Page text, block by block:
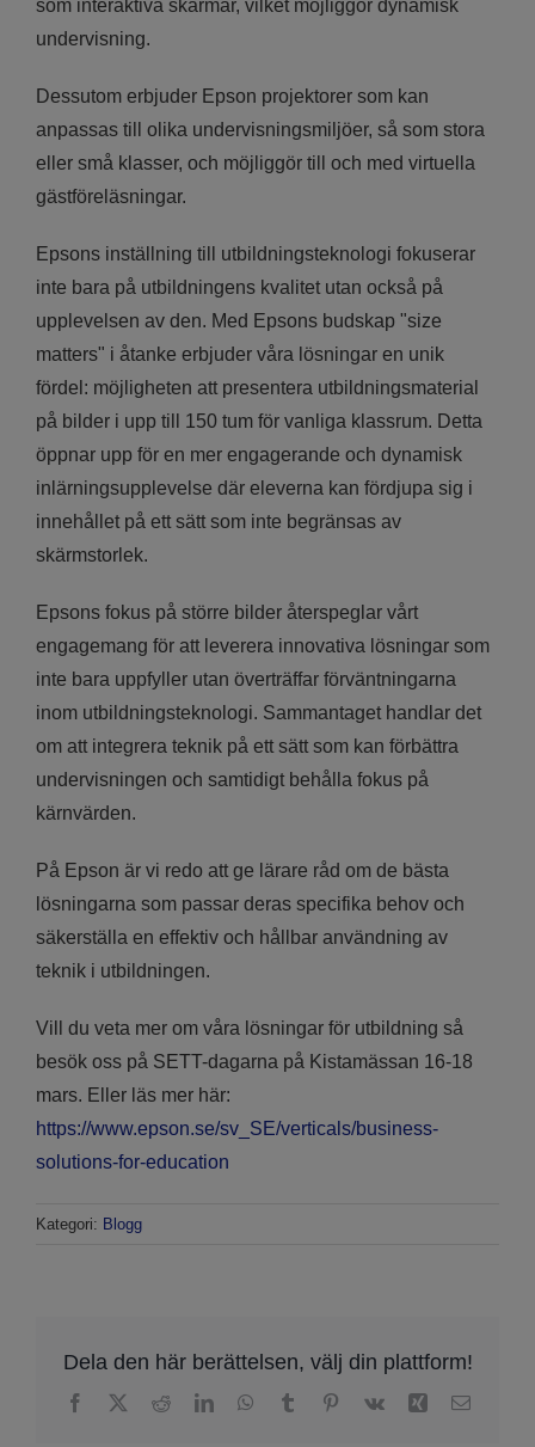
som interaktiva skärmar, vilket möjliggör dynamisk
undervisning.
Dessutom erbjuder Epson projektorer som kan
anpassas till olika undervisningsmiljöer, så som stora
eller små klasser, och möjliggör till och med virtuella
gästföreläsningar.
Epsons inställning till utbildningsteknologi fokuserar
inte bara på utbildningens kvalitet utan också på
upplevelsen av den. Med Epsons budskap "size
matters" i åtanke erbjuder våra lösningar en unik
fördel: möjligheten att presentera utbildningsmaterial
på bilder i upp till 150 tum för vanliga klassrum. Detta
öppnar upp för en mer engagerande och dynamisk
inlärningsupplevelse där eleverna kan fördjupa sig i
innehållet på ett sätt som inte begränsas av
skärmstorlek.
Epsons fokus på större bilder återspeglar vårt
engagemang för att leverera innovativa lösningar som
inte bara uppfyller utan överträffar förväntningarna
inom utbildningsteknologi. Sammantaget handlar det
om att integrera teknik på ett sätt som kan förbättra
undervisningen och samtidigt behålla fokus på
kärnvärden.
På Epson är vi redo att ge lärare råd om de bästa
lösningarna som passar deras specifika behov och
säkerställa en effektiv och hållbar användning av
teknik i utbildningen.
Vill du veta mer om våra lösningar för utbildning så
besök oss på SETT-dagarna på Kistamässan 16-18
mars. Eller läs mer här:
https://www.epson.se/sv_SE/verticals/business-
solutions-for-education
Kategori: Blogg
Dela den här berättelsen, välj din plattform!
FacebookRedditLinkedInWhatsApp
Tumblr Pinterest
Vk XingEmail